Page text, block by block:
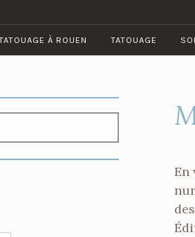
À ROUEN TATOUAGE
En